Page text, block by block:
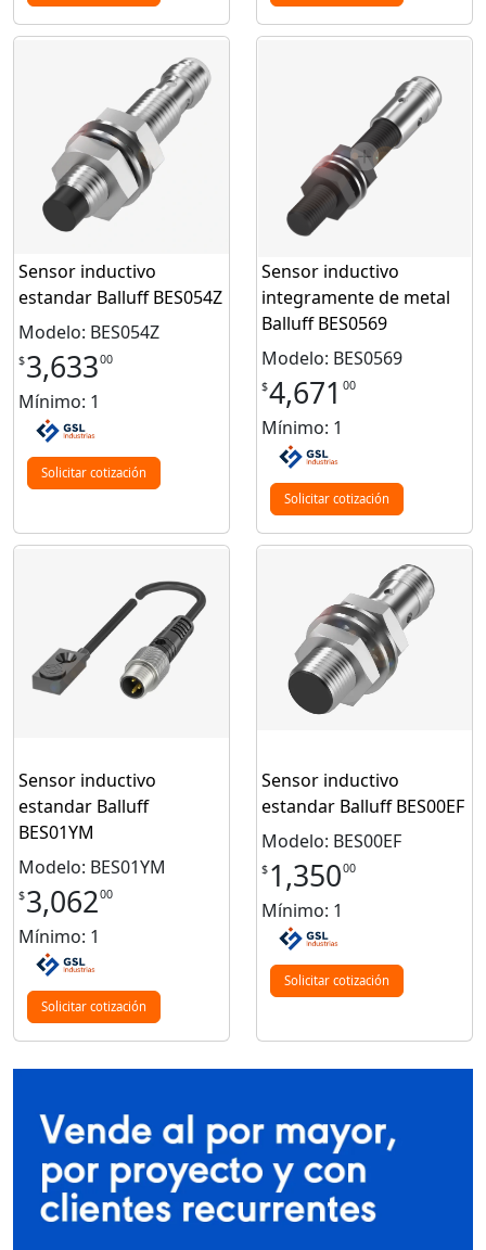
Sensor inductivo
estandar Balluff BES054Z
Modelo: BES054Z
$3,63300
Mínimo: 1
Solicitar cotización
Sensor inductivo
integramente de metal
Balluff BES0569
Modelo: BES0569
$4,671 00
Mínimo: 1
Solicitar cotización
Sensor inductivo
estandar Balluff
BES01YM
Modelo: BES01YM
$3,06200
Mínimo: 1
Solicitar cotización
Sensor inductivo
estandar Balluff BES00EF
Modelo: BES00EF
$ 1,35000
Mínimo: 1
Solicitar cotización